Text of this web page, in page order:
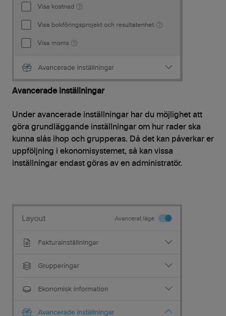
Avancerade inställningar
Under avancerade inställningar har du möjlighet att
göra grundläggande inställningar om hur rader ska
kunna slås ihop och grupperas. Då det kan påverkar er
uppföljning i ekonomisystemet, så kan vissa
inställningar endast göras av en administratör.